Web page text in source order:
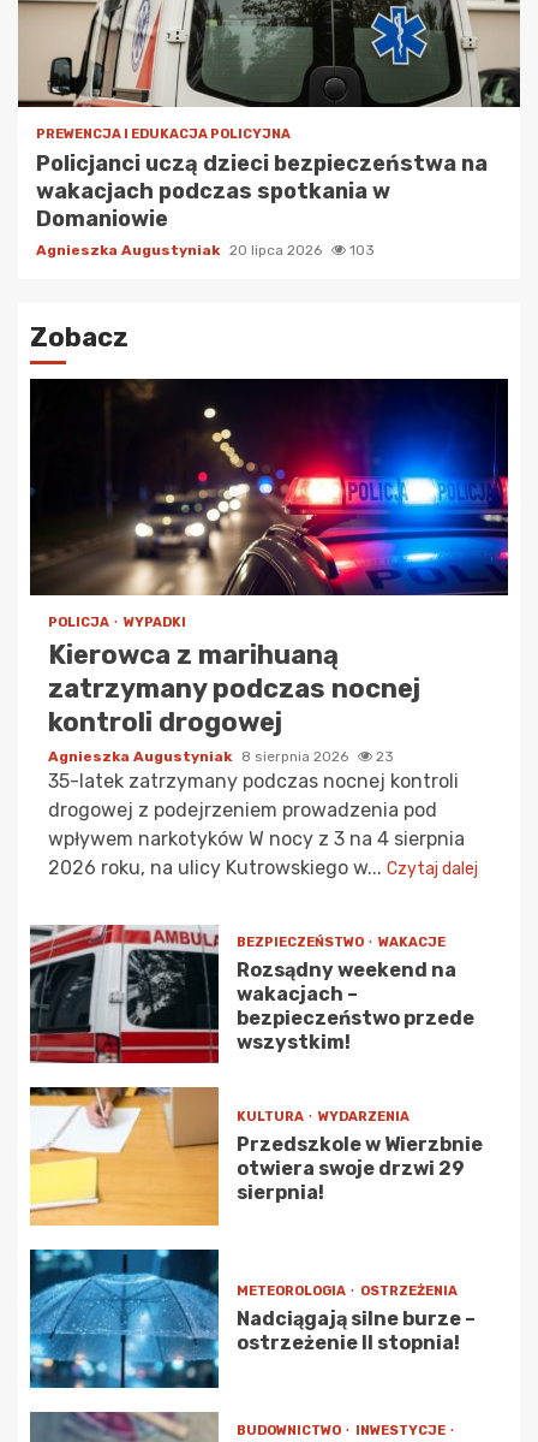
PREWENCJA I EDUKACJA POLICYJNA
Policjanci uczą dzieci bezpieczeństwa na
wakacjach podczas spotkania w
Domaniowie
Agnieszka Augustyniak 20 lipca 2026 103
Zobacz
POLICJA WYPADKI
Kierowca z marihuaną
zatrzymany podczas nocnej
kontroli drogowej
Agnieszka Augustyniak 8 sierpnia 2026 23
35-latek zatrzymany podczas nocnej kontroli
drogowej z podejrzeniem prowadzenia pod
wpływem narkotyków W nocy z 3 na 4 sierpnia
2026 roku, na ulicy Kutrowskiego w... Czytaj dalej
BEZPIECZEŃSTWO WAKACJE
Rozsądny weekend na
wakacjach –
bezpieczeństwo przede
wszystkim!
KULTURA WYDARZENIA
Przedszkole w Wierzbnie
otwiera swoje drzwi 29
sierpnia!
METEOROLOGIA OSTRZEŻENIA
Nadciągają silne burze –
ostrzeżenie II stopnia!
BUDOWNICTWO INWESTYCJE